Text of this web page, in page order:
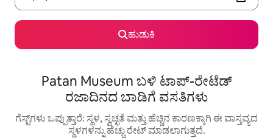
ಹುಡುಕಿ
Patan Museum ಬಳಿ ಟಾಪ್-ರೇಟೆಡ್
ರಜಾದಿನದ ಬಾಡಿಗೆ ವಸತಿಗಳು
ಗೆಸ್ಟ್‌ಗಳು ಒಪ್ಪುತ್ತಾರೆ: ಸ್ಥಳ, ಸ್ವಚ್ಛತೆ ಮತ್ತು ಹೆಚ್ಚಿನ ಕಾರಣಕ್ಕಾಗಿ ಈ ವಾಸ್ತವ್ಯದ
ಸ್ಥಳಗಳನ್ನು ಹೆಚ್ಚು ರೇಟ್ ಮಾಡಲಾಗುತ್ತದೆ.